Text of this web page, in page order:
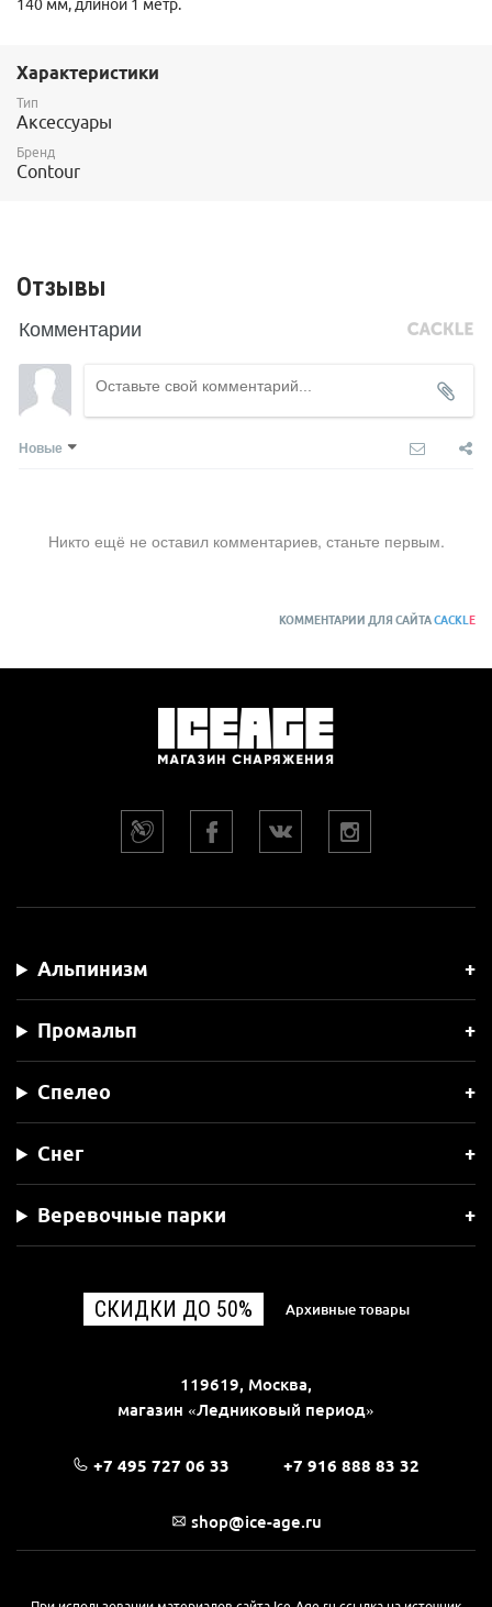
140 мм, длиной 1 метр.
Характеристики
Тип
Аксессуары
Бренд
Contour
Отзывы
Комментарии
Новые
Никто ещё не оставил комментариев, станьте первым.
КОММЕНТАРИИ ДЛЯ САЙТАCACKL E
Альпинизм
Промальп
Спелео
Снег
Веревочные парки
СКИДКИ ДО 50% Архивные товары
119619, Москва,
магазин «Ледниковый период»
+7 495 727 06 33 +7 916 888 83 32
shop@ice-age.ru